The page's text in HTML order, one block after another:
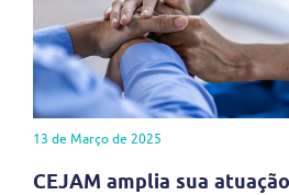
13 de Março de 2025
CEJAM amplia sua